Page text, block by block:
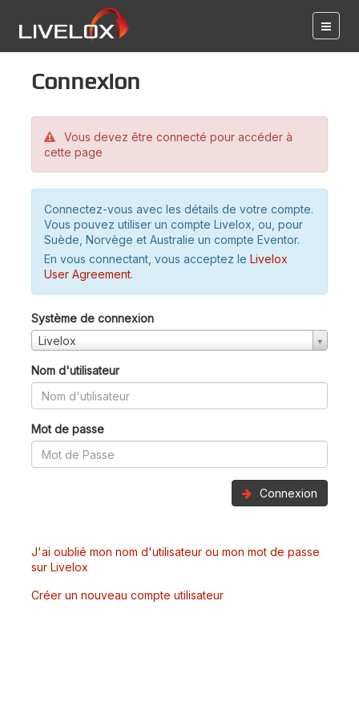
Connexion
Vous devez être connecté pour accéder à
cette page
Connectez-vous avec les détails de votre compte.
Vous pouvez utiliser un compte Livelox, ou, pour
Suède, Norvège et Australie un compte Eventor.
En vous connectant, vous acceptez le Livelox
User Agreement.
Système de connexion
Livelox
Nom d'utilisateur
Mot de passe
Connexion
J'ai oublié mon nom d'utilisateur ou mon mot de passe
sur Livelox
Créer un nouveau compte utilisateur